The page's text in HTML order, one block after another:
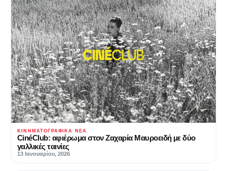
ΚΙΝΗΜΑΤΟΓΡΑΦΙΚΆ ΝΈΑ
CinéClub: αφιέρωμα στον Ζαχαρία Μαυροειδή με δύο
γαλλικές ταινίες
13 Ιανουαρίου, 2026